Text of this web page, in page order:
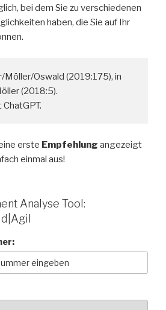
bei dem Sie zu verschiedenen
haben, die Sie auf Ihr
Möller/Oswald (2019:175), in
(2018:5).
erste Empfehlung angezeigt
einmal aus!
Analyse Tool: